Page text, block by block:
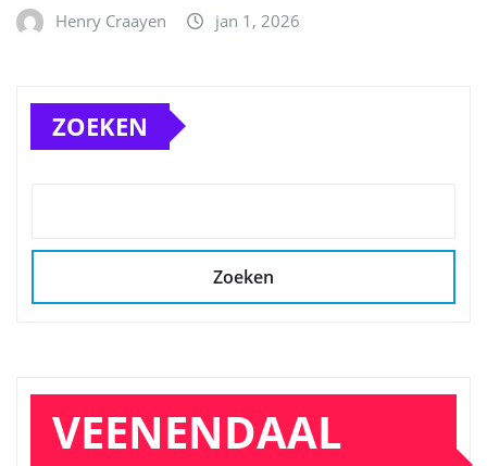
Henry Craayen jan 1, 2026
ZOEKEN
Zoeken
VEENENDAAL